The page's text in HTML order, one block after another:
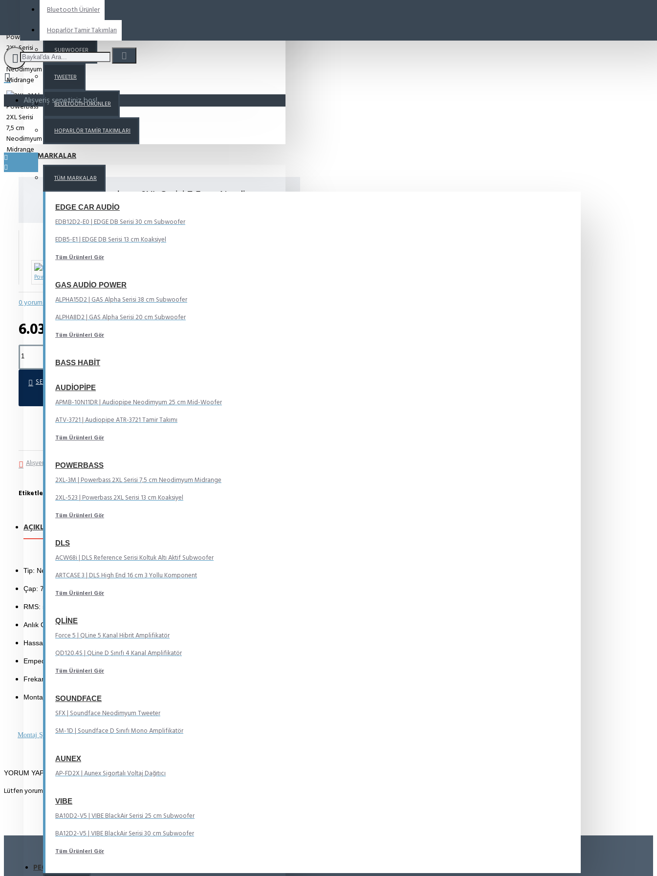
SUBWOOFER
TWEETER
BLUETOOTH ÜRÜNLER
HOPARLÖR TAMIR TAKIMLARI
MARKALAR
TÜM MARKALAR
EDGE CAR AUDIO
EDB12D2-E0 | EDGE DB Serisi 30 cm Subwoofer
EDB5-E1 | EDGE DB Serisi 13 cm Koaksiyel
Tüm Ürünleri Gör
GAS AUDIO POWER
ALPHA15D2 | GAS Alpha Serisi 38 cm Subwoofer
ALPHA8D2 | GAS Alpha Serisi 20 cm Subwoofer
Tüm Ürünleri Gör
BASS HABIT
AUDIOPIPE
APMB-10N11DR | Audiopipe Neodimyum 25 cm Mid-Woofer
ATV-3721 | Audiopipe ATR-3721 Tamir Takımı
Tüm Ürünleri Gör
POWERBASS
2XL-3M | Powerbass 2XL Serisi 7,5 cm Neodimyum Midrange
2XL-523 | Powerbass 2XL Serisi 13 cm Koaksiyel
Tüm Ürünleri Gör
DLS
ACW68i | DLS Reference Serisi Koltuk Altı Aktif Subwoofer
ARTCASE 3 | DLS High End 16 cm 3 Yollu Komponent
Tüm Ürünleri Gör
QLINE
Force 5 | QLine 5 Kanal Hibrit Amplifikatör
QD120.4S | QLine D Sınıfı 4 Kanal Amplifikatör
Tüm Ürünleri Gör
SOUNDFACE
SFX | Soundface Neodimyum Tweeter
SM-1D | Soundface D Sınıfı Mono Amplifikatör
AUNEX
AP-FD2X | Aunex Sigortalı Voltaj Dağıtıcı
VIBE
BA10D2-V5 | VIBE BlackAir Serisi 25 cm Subwoofer
BA12D2-V5 | VIBE BlackAir Serisi 30 cm Subwoofer
Tüm Ürünleri Gör
Bluetooth Ürünler
Hoparlör Tamir Takımları
Alışveriş sepetiniz boş!
2XL-3M | Powerbass 2XL Serisi 7,5 cm Neodimyum
IN STOCK
Powerbass
0 yorum yapılmış.-Yorum Yap
6.035TL
SEPETE EKLE
Alışveriş Listeme Ekle Karşılaştırma listesine ekle
Etiketler: Midrange Neodimyum 10 cm
AÇIKLAMA
Tip: Neodimyum Midrange Hoparlör
Çap: 7,5 cm
RMS: 50 W
Anlık Güç: 100 W
Hassasiyet: 89 dB
Empedans: 4 Ω
Frekans Aralığı: 600 Hz ~ 10 kHz
Montaj Derinliği: 32 mm
Montaj Şeması
YORUM YAP
Lütfen yorum yazmak için
PEOPLE ALSO BOUGHT